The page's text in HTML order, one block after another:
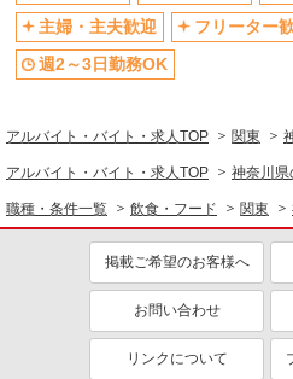
食品・試食販売
同じ特徴から求人を探す
週2～3日勤務OK
副業・WワークOK
主婦・主夫歓迎
フリーター
週2～3日勤務OK
アルバイト・バイト・求人TOP 関東
アルバイト・バイト・求人TOP 神奈川県
職種・条件一覧 飲食・フード 関東
掲載ご希望のお客様へ
お問い合わせ
リンクについて